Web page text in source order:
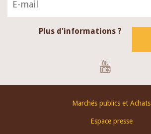
Plus d'informations ?
Marchés publics et Achats
Espace presse